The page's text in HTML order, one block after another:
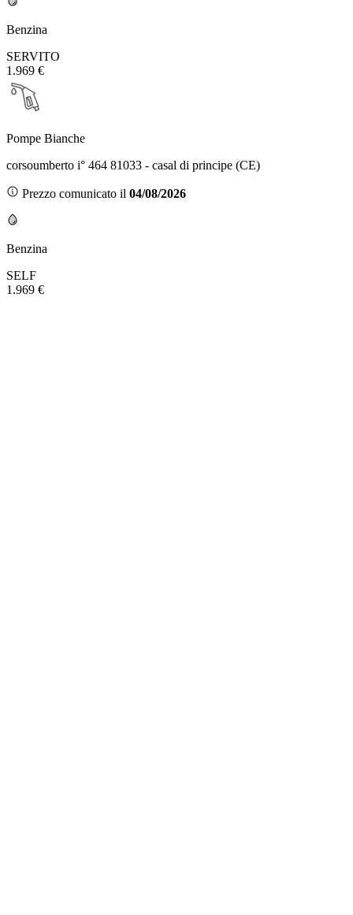
Benzina
SERVITO
1.969 €
Pompe Bianche
corsoumberto i° 464 81033 - casal di principe (CE)
Prezzo comunicato il 04/08/2026
Benzina
SELF
1.969 €